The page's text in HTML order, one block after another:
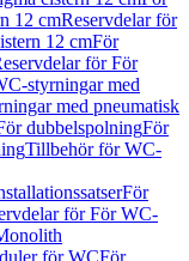
12 cmReservdelar för
12 cmFör
för För
styrningar med
med pneumatisk
dubbelspolningFör
Tillbehör för WC-
För
för För WC-
för WCFör